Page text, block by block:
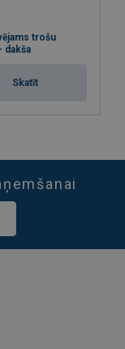
trošu
dakša
Skatīt